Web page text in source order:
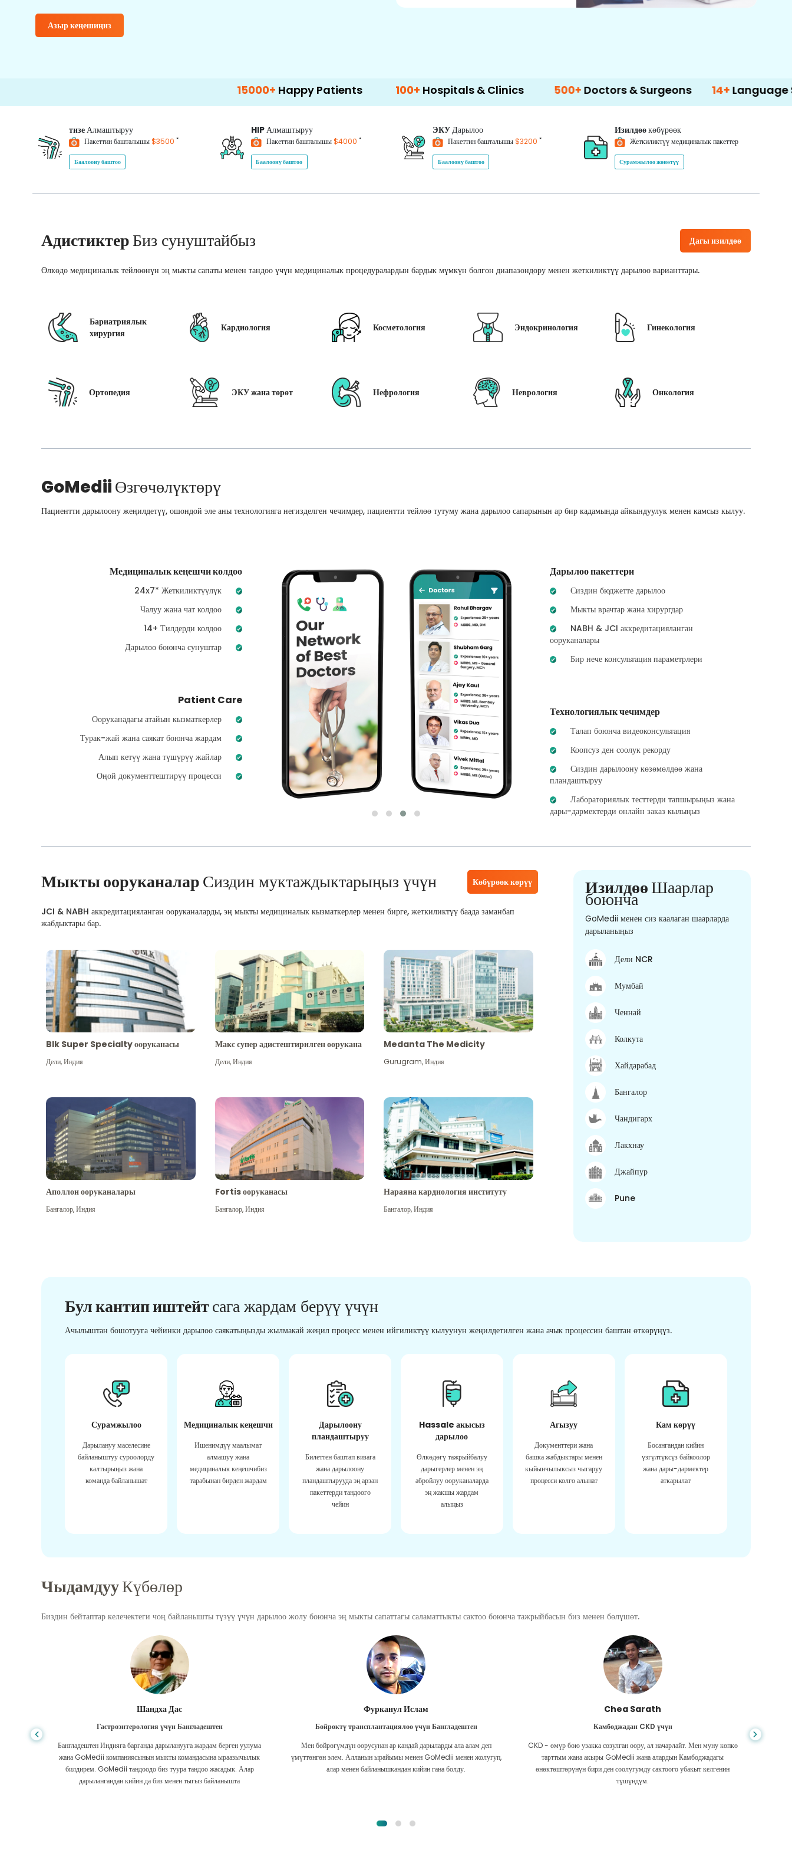
Азыр кеңешиңиз
Happy Patients 100+ Hospitals & Clinics 500+ Doctors & Surgeons 14+Language Support
тизеАлмаштыруу
Пакеттин башталышы$3500 *
Баалоону баштоо
HIPАлмаштыруу
Пакеттин башталышы$4000 *
Баалоону баштоо
ЭКУДарылоо
Пакеттин башталышы$3200 *
Баалоону баштоо
Изилдөөкөбүрөөк
Жеткиликтүү медициналык пакеттер
Сурамжылоо жөнөтүү
АдистиктерБиз сунуштайбыз Дагы изилдөө
Өлкөдө медициналык тейлөөнүн эң мыкты сапаты менен тандоо үчүн медициналык процедуралардын бардык мүмкүн болгон диапазондору менен жеткиликтүү дарылоо варианттары.
Бариатриялык
хирургия
Кардиология Косметология Эндокринология Гинекология
Ортопедия ЭКУ жана төрөт Нефрология Неврология Онкология
GoMediiӨзгөчөлүктөрү
Пациентти дарылоону жеңилдетүү, ошондой эле аны технологияга негизделген чечимдер, пациентти тейлөө тутуму жана дарылоо сапарынын ар бир кадамында айкындуулук менен камсыз кылуу.
Медициналык кеңешчи колдоо
24x7* Жеткиликтүүлүк
Чалуу жана чат колдоо
14+ Тилдерди колдоо
Дарылоо боюнча сунуштар
Patient Care
Ооруканадагы атайын кызматкерлер
Турак-жай жана саякат боюнча жардам
Алып кетүү жана түшүрүү жайлар
Оңой документтештирүү процесси
Дарылоо пакеттери
Сиздин бюджетте дарылоо
Мыкты врачтар жана хирургдар
NABH & JCI аккредитацияланган
ооруканалары
Бир нече консультация параметрлери
Технологиялык чечимдер
Талап боюнча видеоконсультация
Коопсуз ден соолук рекорду
Сиздин дарылоону көзөмөлдөө жана
пландаштыруу
Лабораториялык тесттерди тапшырыңыз жана
дары-дармектерди онлайн заказ кылыңыз
Мыкты ооруканаларСиздин муктаждыктарыңыз үчүн Көбүрөөк көрүү
JCI & NABH аккредитацияланган ооруканаларды, эң мыкты медициналык кызматкерлер менен бирге, жеткиликтүү баада заманбап
жабдыктары бар.
Blk Super Specialty ооруканасы
Дели,Индия
Макс супер адистештирилген оорукана
Дели,Индия
Medanta The Medicity
Gurugram,Индия
Аполлон ооруканалары
Бангалор,Индия
Fortis ооруканасы
Бангалор,Индия
Нараяна кардиология институту
Бангалор,Индия
ИзилдөөШаарлар
боюнча
GoMedii менен сиз каалаган шаарларда
дарыланыңыз
Дели NCR
Мумбай
Ченнай
Колкута
Хайдарабад
Бангалор
Чандигарх
Лакхнау
Джайпур
Pune
Бул кантип иштейтсага жардам берүү үчүн
Ачылыштан бошотууга чейинки дарылоо саякатыңызды жылмакай жеңил процесс менен ийгиликтүү кылуунун жеңилдетилген жана ачык процессин баштан өткөрүңүз.
Сурамжылоо
Дарылануу маселесине
байланыштуу суроолорду
калтырыңыз жана
команда байланышат
Медициналык кеңешчи
Ишенимдүү маалымат
алмашуу жана
медициналык кеңешчибиз
тарабынан бирден жардам
Дарылоону
пландаштыруу
Билеттен баштап визага
жана дарылоону
пландаштырууда эң арзан
пакеттерди тандоого
чейин
Hassale акысыз
дарылоо
Өлкөдөгү тажрыйбалуу
дарыгерлер менен эң
абройлуу ооруканаларда
эң жакшы жардам
алыңыз
Агызуу
Документтери жана
башка жабдыктары менен
кыйынчылыксыз чыгаруу
процесси колго алынат
Кам көрүү
Босангандан кийин
үзгүлтүксүз байкоолор
жана дары-дармектер
аткарылат
ЧыдамдууКүбөлөр
Биздин бейтаптар келечектеги чоң байланышты түзүү үчүн дарылоо жолу боюнча эң мыкты сапаттагы саламаттыкты сактоо боюнча тажрыйбасын биз менен бөлүшөт.
Шандха Дас
Гастроэнтерология үчүн Бангладештен
Бангладештен Индияга барганда дарыланууга жардам берген уулума
жана GoMedii компаниясынын мыкты командасына ыраазычылык
билдирем. GoMedii тандоодо биз туура тандоо жасадык. Алар
дарылангандан кийин да биз менен тыгыз байланышта
Фурканул Ислам
Бөйрөктү трансплантациялоо үчүн Бангладештен
Мен бөйрөгүмдүн оорусунан ар кандай дарыларды ала алам деп
үмүттөнгөн элем. Алланын ырайымы менен GoMedii менен жолугуп,
алар менен байланышкандан кийин гана болду.
Chea Sarath
Камбоджадан CKD үчүн
CKD - өмүр бою узакка созулган оору, ал начарлайт. Мен муну көпкө
тарттым жана акыры GoMedii жана алардын Камбоджадагы
өнөктөштөрүнүн бири ден соолугумду сактоого убакыт келгенин
түшүндүм.